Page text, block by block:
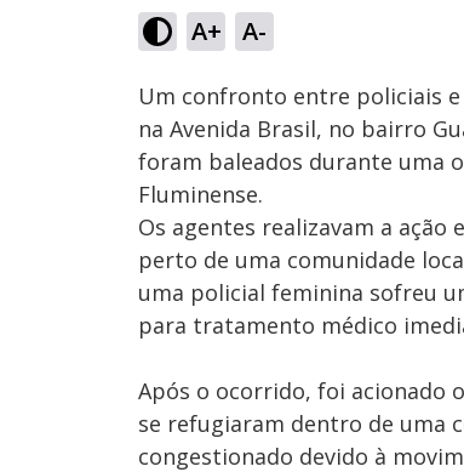
A+ A-
Ativar
Som
10.21%
Um confronto entre policiais
na Avenida Brasil, no bairro
foram baleados durante uma
Fluminense.
Os agentes realizavam a
perto de uma comunidade
uma policial feminina sofreu
para tratamento médico
Após o ocorrido, foi acionado
se refugiaram dentro de uma
congestionado devido à